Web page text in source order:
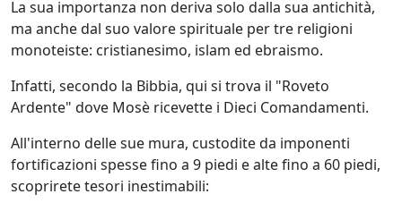
La sua importanza non deriva solo dalla sua antichità,
ma anche dal suo valore spirituale per tre religioni
monoteiste: cristianesimo, islam ed ebraismo.
Infatti, secondo la Bibbia, qui si trova il "Roveto
Ardente" dove Mosè ricevette i Dieci Comandamenti.
All'interno delle sue mura, custodite da imponenti
fortificazioni spesse fino a 9 piedi e alte fino a 60 piedi,
scoprirete tesori inestimabili: